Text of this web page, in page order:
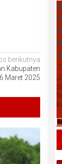
berikutnya
Kabupaten
Maret 2025